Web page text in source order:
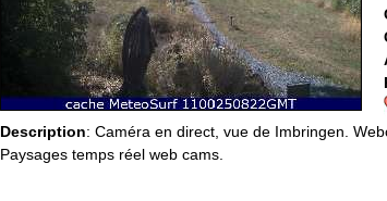
Description: Caméra en direct, vue de Imbringen.
Paysages temps réel web cams.